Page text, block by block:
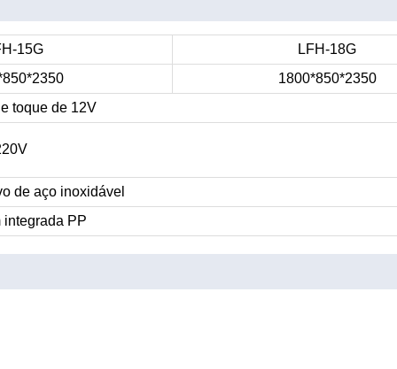
15G
LFH-18G
1800*850*2350
toque de 12V
de aço inoxidável
integrada PP